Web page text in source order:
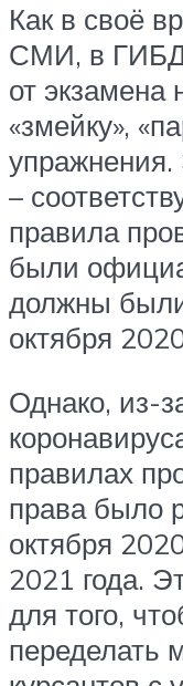
Как в своё
СМИ, в
от экзамена
«змейку»,
упражнения.
–
правила
были
должны
октября
Однако, из-
правилах
права было
октября
2021 года.
для того,
переделать